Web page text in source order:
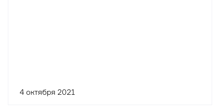
4 октября 2021